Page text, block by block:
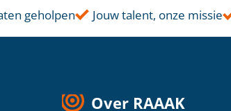
geholpen Jouw talent, onze missie
Over RAAAK